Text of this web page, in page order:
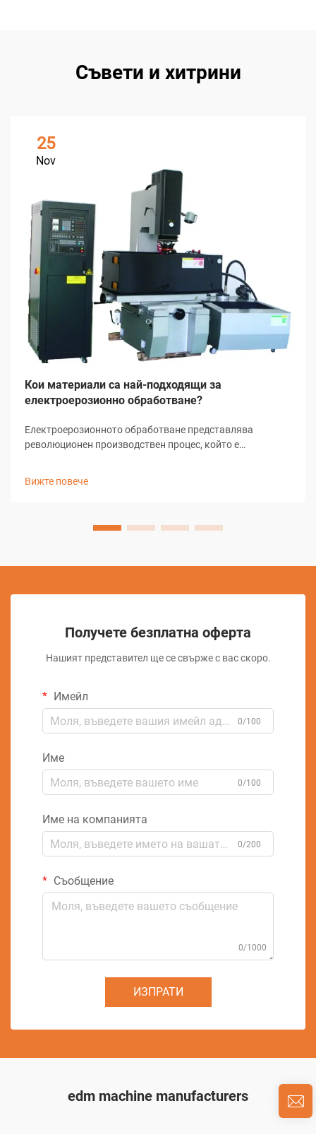
Съвети и хитрини
25
Nov
Кои материали са най-подходящи за
електроерозионно обработване?
Електроерозионното обработване представлява
революционен производствен процес, който е
Вижте повече
Получете безплатна оферта
Нашият представител ще се свърже с вас скоро.
Имейл
0/100
Име
0/100
Име на компанията
0/200
Съобщение
0/1000
ИЗПРАТИ
edm machine manufacturers